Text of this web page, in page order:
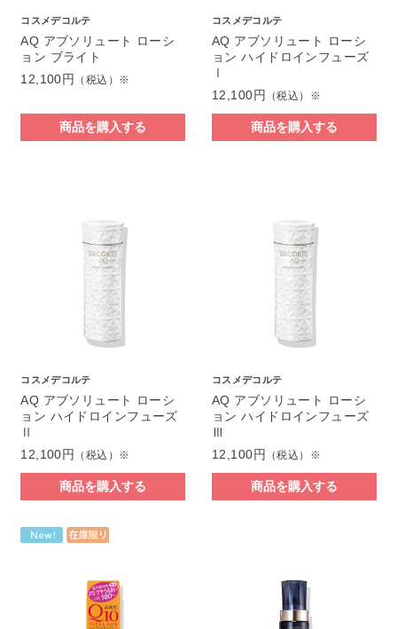
コスメデコルテ
AQ アブソリュート ローシ
ョン ブライト
12,100円
（税込）※
商品を購入する
コスメデコルテ
AQ アブソリュート ローシ
ョン ハイドロインフューズ
Ⅰ
12,100円
（税込）※
商品を購入する
コスメデコルテ
AQ アブソリュート ローシ
ョン ハイドロインフューズ
Ⅱ
12,100円
（税込）※
商品を購入する
コスメデコルテ
AQ アブソリュート ローシ
ョン ハイドロインフューズ
Ⅲ
12,100円
（税込）※
商品を購入する